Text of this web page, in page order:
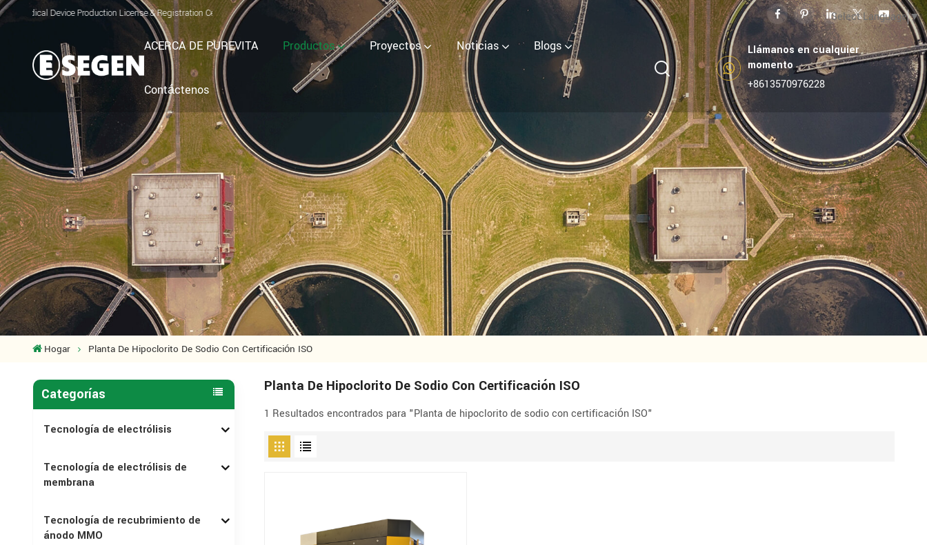
Select Language▼
Production License & Registration Certificate for Electrolyzed Oxidizing Water (EOW) Generator
ACERCA DE PUREVITA Productos Proyectos Noticias Blogs
Contáctenos
Llámanos en cualquier
momento
+8613570976228
Hogar Planta De Hipoclorito De Sodio Con Certificación ISO
Categorías
Tecnología de electrólisis
Tecnología de electrólisis de
membrana
Tecnología de recubrimiento de
ánodo MMO
Planta De Hipoclorito De Sodio Con Certificación ISO
1 Resultados encontrados para "Planta de hipoclorito de sodio con certificación ISO"